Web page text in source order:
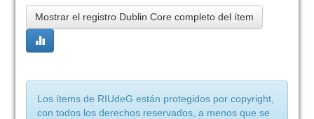
Mostrar el registro Dublin Core completo del ítem
Los ítems de RIUdeG están protegidos por copyright,
con todos los derechos reservados, a menos que se